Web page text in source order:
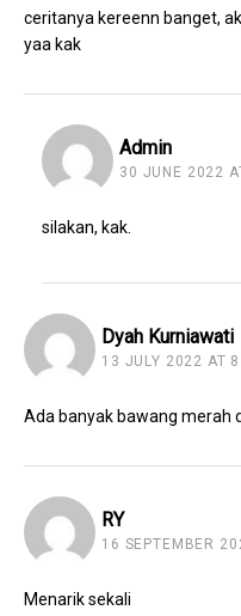
ceritanya kereenn banget,
yaa kak
Admin
30 JUNE 2022
silakan, kak.
Dyah Kurniawati
13 JULY 2022 AT
Ada banyak bawang merah
RY
16 SEPTEMBER
Menarik sekali